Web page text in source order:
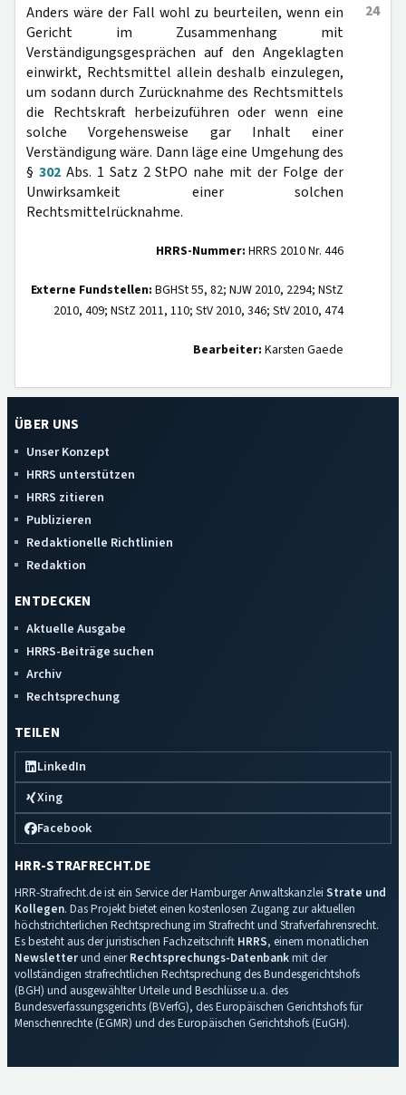
24
Anders wäre der Fall wohl zu beurteilen, wenn ein
Gericht im Zusammenhang mit
Verständigungsgesprächen auf den Angeklagten
einwirkt, Rechtsmittel allein deshalb einzulegen,
um sodann durch Zurücknahme des Rechtsmittels
die Rechtskraft herbeizuführen oder wenn eine
solche Vorgehensweise gar Inhalt einer
Verständigung wäre. Dann läge eine Umgehung des
§ 302Abs. 1 Satz 2 StPO nahe mit der Folge der
Unwirksamkeit einer solchen
Rechtsmittelrücknahme.
HRRS-Nummer: HRRS 2010 Nr. 446
Externe Fundstellen: BGHSt 55, 82; NJW 2010, 2294; NStZ
2010, 409; NStZ 2011, 110; StV 2010, 346; StV 2010, 474
Bearbeiter: Karsten Gaede
ÜBER UNS
Unser Konzept
HRRS unterstützen
HRRS zitieren
Publizieren
Redaktionelle Richtlinien
Redaktion
ENTDECKEN
Aktuelle Ausgabe
HRRS-Beiträge suchen
Archiv
Rechtsprechung
TEILEN
LinkedIn
Xing
Facebook
HRR-STRAFRECHT.DE
HRR-Strafrecht.de ist ein Service der Hamburger Anwaltskanzlei Strate und
Kollegen. Das Projekt bietet einen kostenlosen Zugang zur aktuellen
höchstrichterlichen Rechtsprechung im Strafrecht und Strafverfahrensrecht.
Es besteht aus der juristischen Fachzeitschrift HRRS, einem monatlichen
Newsletterund einerRechtsprechungs-Datenbankmit der
vollständigen strafrechtlichen Rechtsprechung des Bundesgerichtshofs
(BGH) und ausgewählter Urteile und Beschlüsse u.a. des
Bundesverfassungsgerichts (BVerfG), des Europäischen Gerichtshofs für
Menschenrechte (EGMR) und des Europäischen Gerichtshofs (EuGH).